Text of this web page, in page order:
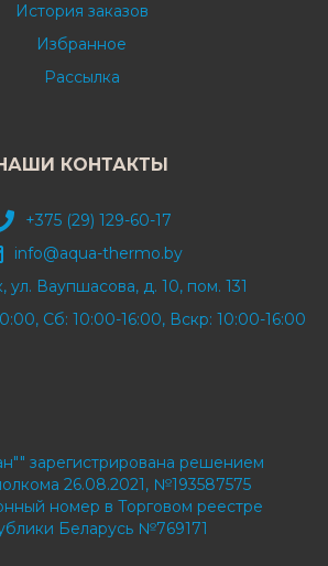
История заказов
Избранное
Рассылка
КОНТАКТЫ
+375 (29) 129-60-17
info@aqua-thermo.by
ул. Ваупшасова, д. 10, пом. 131
Сб: 10:00-16:00, Вскр: 10:00-16:00
зарегистрирована решением
26.08.2021, №193587575
номер в Торговом реестре
Беларусь №769171